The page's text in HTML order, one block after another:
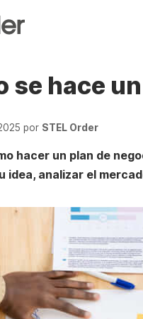
se hace
por STEL Order
hacer un plan de
idea, analizar el